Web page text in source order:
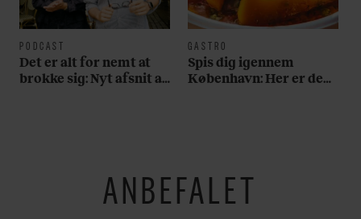
PODCAST
Det er alt for nemt at
brokke sig: Nyt afsnit af
GASTRO
Spis dig igennem
København: Her er de
ANBEFALET